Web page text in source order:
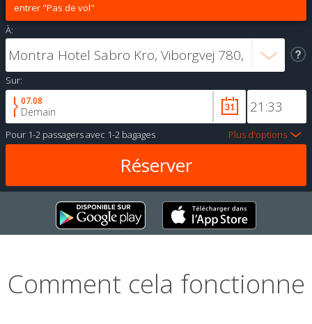
entrer "Pas de vol"
À:
Sur:
07.08
Demain
Pour 1-2 passagersavec 1-2 bagages Plus d'options
Comment cela fonctionne